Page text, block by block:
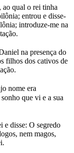
qual o rei tinha
entrou e disse-
introduze-me na
na presença do
filhos dos cativos de
nome era
que vi e a sua
e disse: O segredo
nem magos,